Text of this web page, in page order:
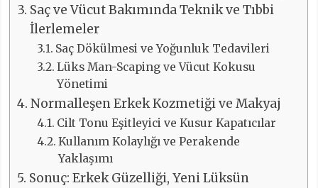
Saç ve Vücut Bakımında Teknik ve Tıbbi
İlerlemeler
Saç Dökülmesi ve Yoğunluk Tedavileri
Lüks Man-Scaping ve Vücut Kokusu
Yönetimi
Normalleşen Erkek Kozmetiği ve Makyaj
Cilt Tonu Eşitleyici ve Kusur Kapatıcılar
Kullanım Kolaylığı ve Perakende
Yaklaşımı
Sonuç: Erkek Güzelliği, Yeni Lüksün